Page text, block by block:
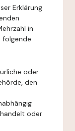
Erklärung
in
folgende
oder
den
oder